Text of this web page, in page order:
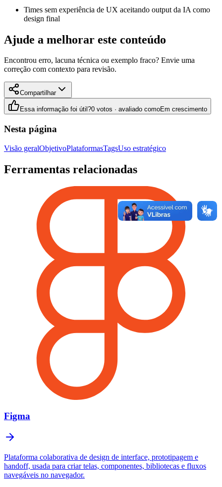
Times sem experiência de UX aceitando output da IA como
design final
Ajude a melhorar este conteúdo
Encontrou erro, lacuna técnica ou exemplo fraco? Envie uma
correção com contexto para revisão.
Compartilhar
Essa informação foi útil?0 votos · avaliado comoEm crescimento
Nesta página
Visão geralObjetivoPlataformasTagsUso estratégico
Ferramentas relacionadas
Figma
Plataforma colaborativa de design de interface, prototipagem e
handoff, usada para criar telas, componentes, bibliotecas e fluxos
navegáveis no navegador.